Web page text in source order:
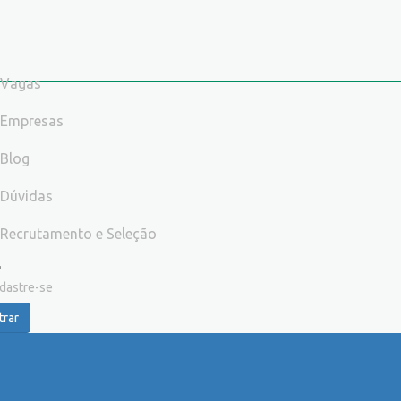
Vagas
Empresas
Blog
Dúvidas
Recrutamento e Seleção
se